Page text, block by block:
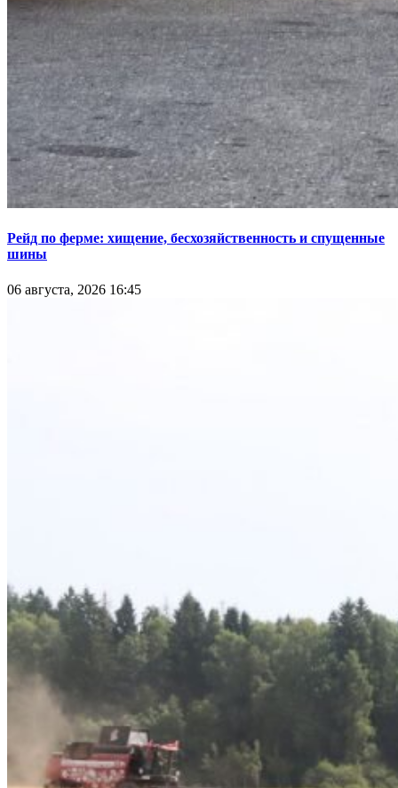
Рейд по ферме: хищение, бесхозяйственность и спущенные
шины
06 августа, 2026 16:45